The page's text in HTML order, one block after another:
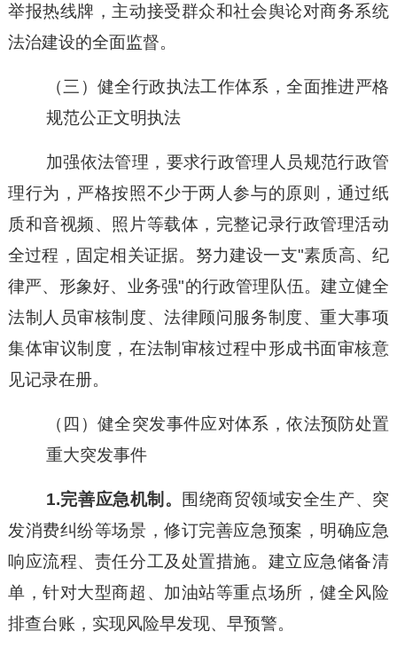
举报热线牌，主动接受群众和社会舆论对商务系统
法治建设的全面监督。
（三）健全行政执法工作体系，全面推进严格
规范公正文明执法
加强依法管理，要求行政管理人员规范行政管
理行为，严格按照不少于两人参与的原则，通过纸
质和音视频、照片等载体，完整记录行政管理活动
全过程，固定相关证据。努力建设一支"素质高、纪
律严、形象好、业务强"的行政管理队伍。建立健全
法制人员审核制度、法律顾问服务制度、重大事项
集体审议制度，在法制审核过程中形成书面审核意
见记录在册。
（ 四）健全突发事件应对体系，依法预防处置
重大突发事件
1.完善应急机制。
围绕商贸领域安全生产、突
发消费纠纷等场景，修订完善应急预案，明确应急
响应流程、责任分工及处置措施。建立应急储备清
单，针对大型商超、加油站等重点场所，健全风险
排查台账，实现风险早发现、早预警。